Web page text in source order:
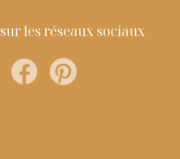
les réseaux sociaux